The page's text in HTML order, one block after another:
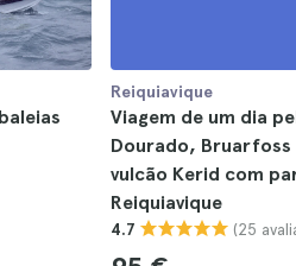
Reiquiavique
Viagem de um dia
Dourado,
vulcão Kerid com
Reiquiavique
4.7 (25